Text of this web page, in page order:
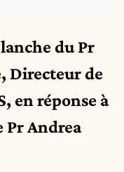
du Pr
Directeur de
en réponse à
Pr Andrea